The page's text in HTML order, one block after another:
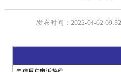
发布时间：2022-04-02 09:52